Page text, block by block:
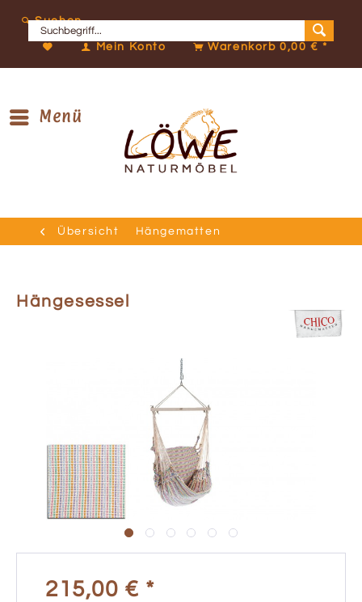
Suchen
Mein Konto Warenkorb0,00 € *
Menü
Übersicht Hängematten
Hängesessel
215,00 € *